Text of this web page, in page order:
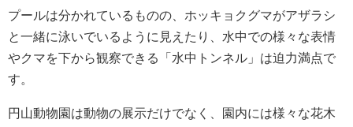
プールは分かれているものの、ホッキョクグマがアザラシ
と一緒に泳いでいるように見えたり、水中での様々な表情
やクマを下から観察できる「水中トンネル」は迫力満点で
す。
円山動物園は動物の展示だけでなく、園内には様々な花木